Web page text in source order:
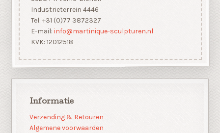
Industrieterrein 4446
Tel: +31 (0)77 3872327
E-mail: info@martinique-sculpturen.nl
KVK: 12012518
Informatie
Verzending & Retouren
Algemene voorwaarden